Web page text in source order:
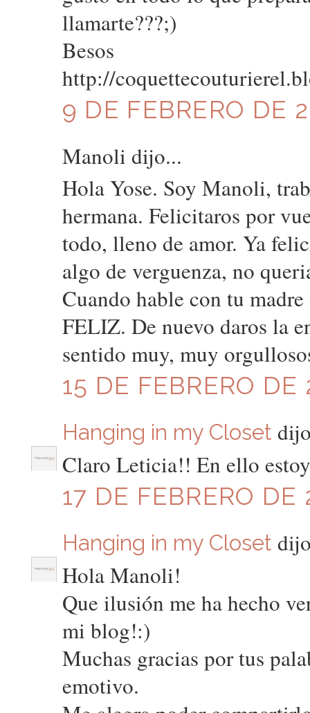
llamarte???;)
Besos
http://
9 DE FEBRERO DE
Manoli dijo...
Hola Yose. Soy Manoli,
hermana. Felicitaros por
todo, lleno de amor. Ya
algo de verguenza, no
Cuando hable con tu
FELIZ. De nuevo daros la
sentido muy, muy
15 DE FEBRERO
Hanging in my Closet
Claro Leticia!! En ello
17 DE FEBRERO
Hanging in my Closet
Hola Manoli!
Que ilusión me ha hecho
mi blog!:)
Muchas gracias por tus
emotivo.